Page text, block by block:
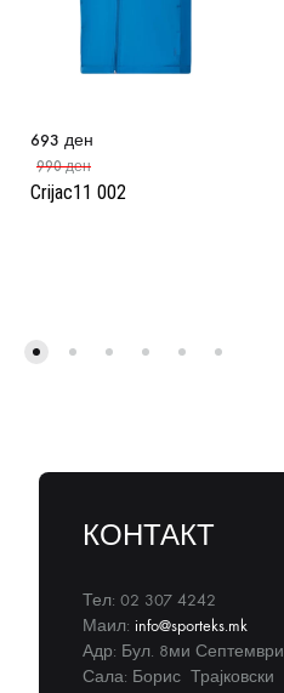
Crijac11 002
693 ден
990ден
КОНТАКТ
Тел: 02 307 4242
Маил: info@sporteks.mk
Адр: Бул. 8ми Септември
Сала: Борис Трајковски